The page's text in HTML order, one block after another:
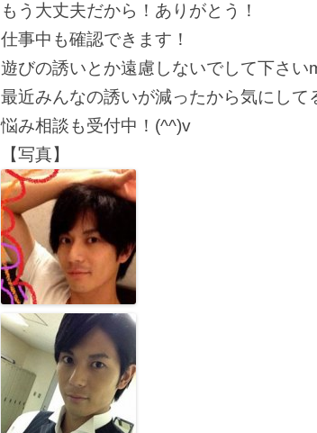
もう大丈夫だから！ありがとう！
仕事中も確認できます！
遊びの誘いとか遠慮しないでして下さい
最近みんなの誘いが減ったから気にして
悩み相談も受付中！(^^)v
【写真】